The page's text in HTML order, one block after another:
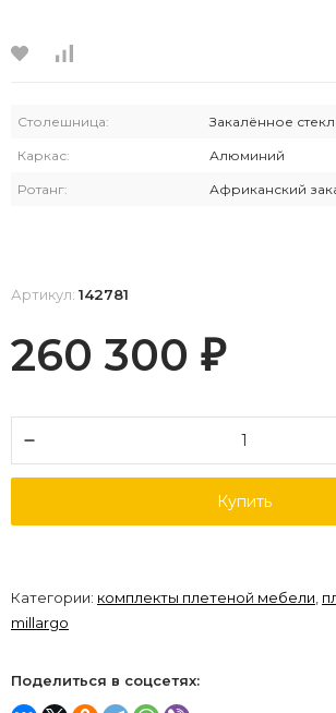
Столешница: Закалённое
Каркас: Алюминий
Ротанг: Африканский
Артикул: 142781
260 300 ₽
Купить
Категории: комплекты плетеной мебели
millargo
Поделиться в соцсетях: